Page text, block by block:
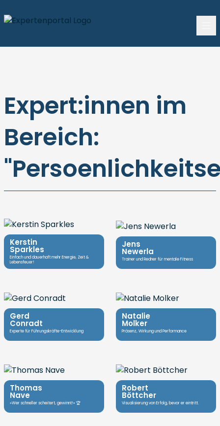
Expert:innen im
Bereich:
Kerstin
Sparkles
Einfach und dauerhaft mehr Energie, Zeit &
Lebensfeuer!
Jens
Newerla
Trainer und Redner für mentale Fitness
Gerd
Conradt
Experte für Führungskräfte-Entwicklung
Natalie
Molker
Präsenz, Wirkung und Performance
Thomas
Nave
»Wer schneller scheitert, gewinnt!« 🏆
Robert
Böttcher
Visualisierung von Erfolg, bevor er eintritt.